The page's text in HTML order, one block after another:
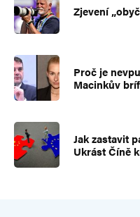
Zjevení
Proč je
Macinkův
Jak zastavit
Ukrást Číně